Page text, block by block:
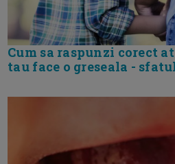
Cum sa raspunzi corect
tau face o greseala -